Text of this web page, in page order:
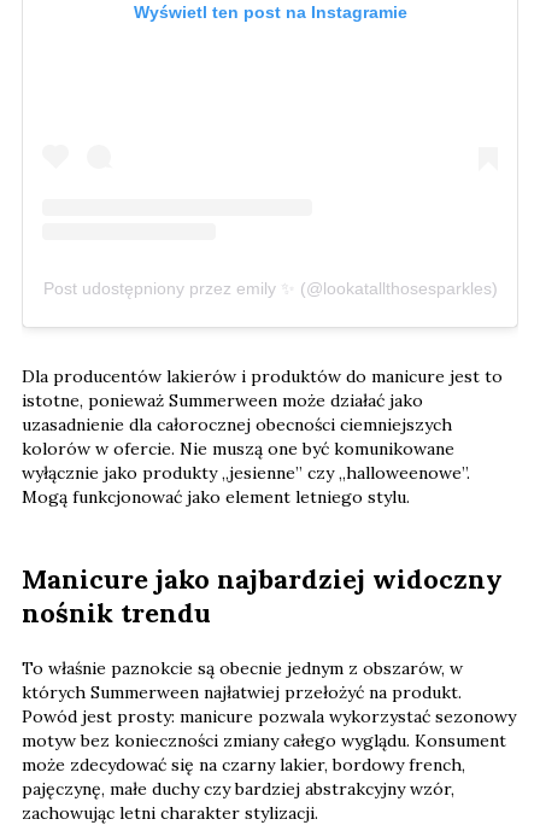
Wyświetl ten post na Instagramie
Post udostępniony przez emily ✨ (@lookatallthosesparkles)
Dla producentów lakierów i produktów do manicure jest to
istotne, ponieważ Summerween może działać jako
uzasadnienie dla całorocznej obecności ciemniejszych
kolorów w ofercie. Nie muszą one być komunikowane
wyłącznie jako produkty „jesienne” czy „halloweenowe”.
Mogą funkcjonować jako element letniego stylu.
Manicure jako najbardziej widoczny
nośnik trendu
To właśnie paznokcie są obecnie jednym z obszarów, w
których Summerween najłatwiej przełożyć na produkt.
Powód jest prosty: manicure pozwala wykorzystać sezonowy
motyw bez konieczności zmiany całego wyglądu. Konsument
może zdecydować się na czarny lakier, bordowy french,
pajęczynę, małe duchy czy bardziej abstrakcyjny wzór,
zachowując letni charakter stylizacji.